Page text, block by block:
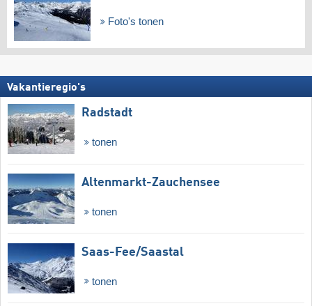
Foto's tonen
Vakantieregio's
Radstadt
tonen
Altenmarkt-Zauchensee
tonen
Saas-Fee/​Saastal
tonen